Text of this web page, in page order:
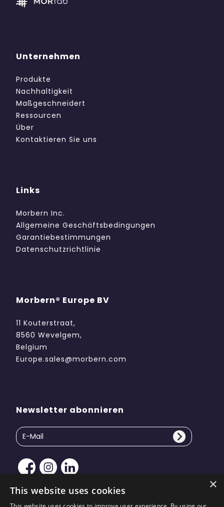
Unternehmen
Produkte
Nachhaltigkeit
Maßgeschneidert
Ressourcen
Über
Kontaktieren Sie uns
Links
Morbern Inc.
Allgemeine Geschäftsbedingungen
Garantiebestimmungen
Datenschutzrichtlinie
Morbern® Europe BV
11 Kouterstraat,
8560 Wevelgem,
Belgium
Europe.sales@morbern.com
Newsletter abonnieren
×
This website uses cookies